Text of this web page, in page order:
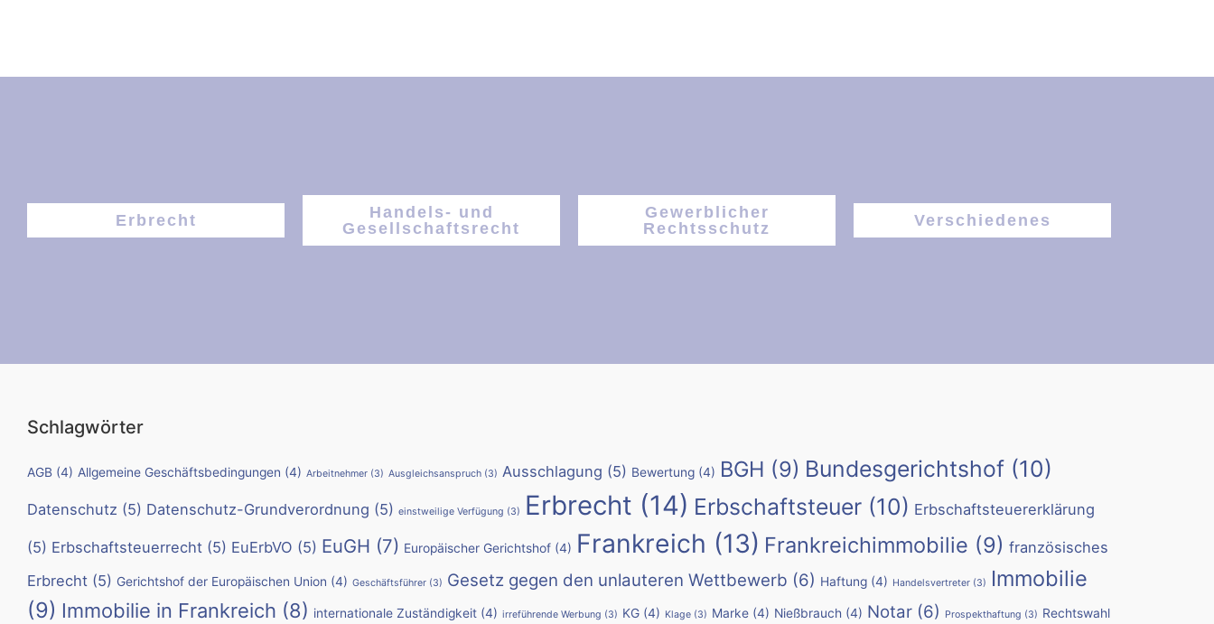
Erbrecht
Handels- und
Gesellschaftsrecht
Gewerblicher
Rechtsschutz
Verschiedenes
Schlagwörter
AGB (4) Allgemeine Geschäftsbedingungen (4) Arbeitnehmer (3) Ausgleichsanspruch (3) Ausschlagung (5) Bewertung (4) BGH (9) Bundesgerichtshof (10)
Datenschutz (5) Datenschutz-Grundverordnung (5) einstweilige Verfügung (3) Erbrecht (14) Erbschaftsteuer (10) Erbschaftsteuererklärung
(5) Erbschaftsteuerrecht (5) EuErbVO (5) EuGH (7) Europäischer Gerichtshof (4) Frankreich (13) Frankreichimmobilie (9) französisches
Erbrecht (5) Gerichtshof der Europäischen Union (4) Geschäftsführer (3) Gesetz gegen den unlauteren Wettbewerb (6) Haftung (4) Handelsvertreter (3)
Immobilie
(9) Immobilie in Frankreich (8) internationale Zuständigkeit (4) irreführende Werbung (3) KG (4) Klage (3) Marke (4) Nießbrauch (4) Notar (6) Prospekthaftung (3) Rechtswahl